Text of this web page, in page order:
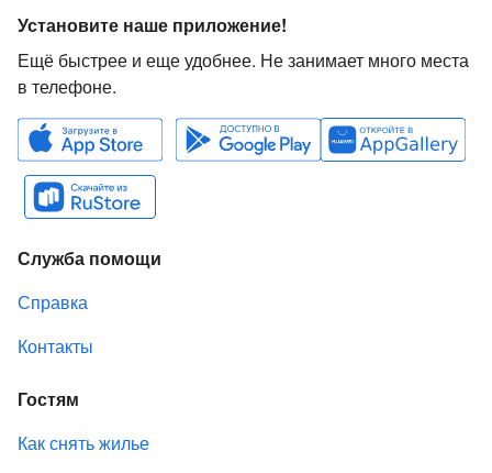
Установите наше приложение!
Ещё быстрее и еще удобнее. Не занимает много места
в телефоне.
Служба помощи
Справка
Контакты
Гостям
Как снять жилье